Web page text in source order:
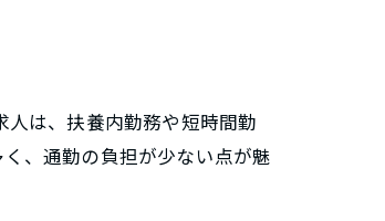
は、扶養内勤務や短時間勤
、通勤の負担が少ない点が魅